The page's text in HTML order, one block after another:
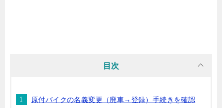
目次
原付バイクの名義変更（廃車→登録）手続きを確認